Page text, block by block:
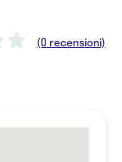
(0 recensioni)